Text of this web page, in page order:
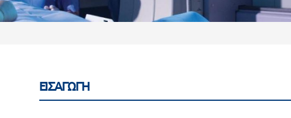
Προσωπικού, Στελεχών και Συνεργατών
Πληροφοριών
Αποδοχών - Υποψηφιοτήτων
ΕΙΣΑΓΩΓΗ